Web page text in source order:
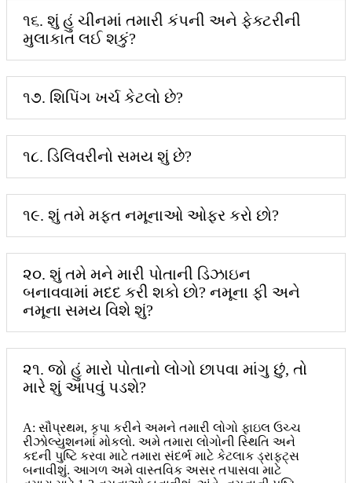
૧૬. શું હું ચીનમાં તમારી કંપની અને ફેક્ટરીની
મુલાકાત લઈ શકું?
૧૭. શિપિંગ ખર્ચ કેટલો છે?
૧૮. ડિલિવરીનો સમય શું છે?
૧૯. શું તમે મફત નમૂનાઓ ઓફર કરો છો?
૨૦. શું તમે મને મારી પોતાની ડિઝાઇન
બનાવવામાં મદદ કરી શકો છો? નમૂના ફી અને
નમૂના સમય વિશે શું?
૨૧. જો હું મારો પોતાનો લોગો છાપવા માંગુ છું, તો
મારે શું આપવું પડશે?
A: સૌપ્રથમ, કૃપા કરીને અમને તમારી લોગો ફાઇલ ઉચ્ચ
રીઝોલ્યુશનમાં મોકલો. અમે તમારા લોગોની સ્થિતિ અને
કદની પુષ્ટિ કરવા માટે તમારા સંદર્ભ માટે કેટલાક ડ્રાફ્ટ્સ
બનાવીશું. આગળ અમે વાસ્તવિક અસર તપાસવા માટે